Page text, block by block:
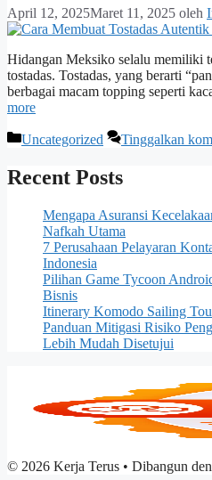
April 12, 2025Maret 11, 2025 oleh
Hidangan Meksiko selalu memiliki
tostadas. Tostadas, yang berarti
berbagai macam topping seperti
more
Kategori
Uncategorized Tinggalkan
Recent Posts
Mengapa Asuransi
Nafkah Utama
7 Perusahaan Pelayaran
Indonesia
Pilihan Game Tycoon
Bisnis
Itinerary Komodo Sailing
Panduan Mitigasi Risiko
Lebih Mudah Disetujui
© 2026 Kerja Terus • Dibangun